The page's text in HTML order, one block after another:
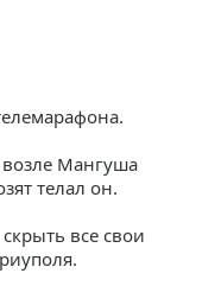
возле Мангуша
телал он.
все свои